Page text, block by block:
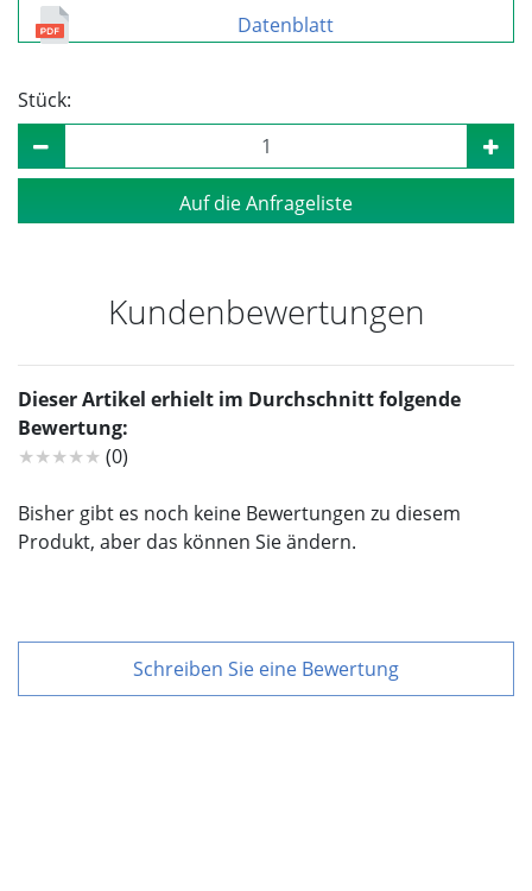
Datenblatt
Stück:
Auf die Anfrageliste
Kundenbewertungen
Dieser Artikel erhielt im Durchschnitt folgende
Bewertung:
★★★★★ (0)
Bisher gibt es noch keine Bewertungen zu diesem
Produkt, aber das können Sie ändern.
Schreiben Sie eine Bewertung